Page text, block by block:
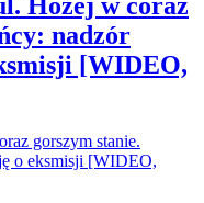
nadzór
[WIDEO,